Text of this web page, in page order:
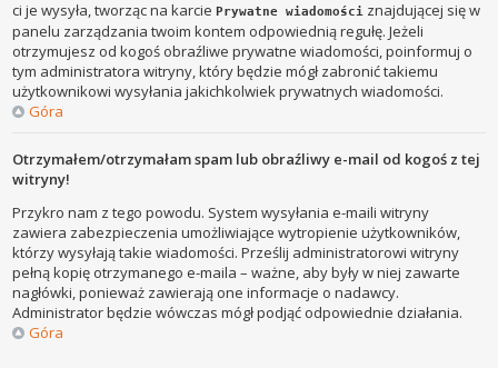
ci je wysyła, tworząc na karciePrywatne wiadomości znajdującej się w
panelu zarządzania twoim kontem odpowiednią regułę. Jeżeli
otrzymujesz od kogoś obraźliwe prywatne wiadomości, poinformuj o
tym administratora witryny, który będzie mógł zabronić takiemu
użytkownikowi wysyłania jakichkolwiek prywatnych wiadomości.
Góra
Otrzymałem/otrzymałam spam lub obraźliwy e-mail od kogoś z tej
witryny!
Przykro nam z tego powodu. System wysyłania e-maili witryny
zawiera zabezpieczenia umożliwiające wytropienie użytkowników,
którzy wysyłają takie wiadomości. Prześlij administratorowi witryny
pełną kopię otrzymanego e-maila – ważne, aby były w niej zawarte
nagłówki, ponieważ zawierają one informacje o nadawcy.
Administrator będzie wówczas mógł podjąć odpowiednie działania.
Góra